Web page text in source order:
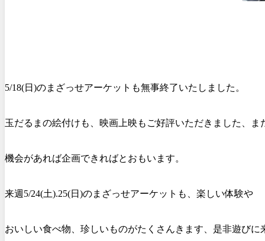
5/18(日)のまざっせアーケットも無事終了いたしました。
玉だるまの絵付けも、映画上映 もご好評いただきました、ま
機会があれば企画できればとおもいます。
来週5/24(土).25(日)のまざっせアーケットも、楽しい体験や
おいしい食べ物、珍しいものがたくさんきます、是非遊びに